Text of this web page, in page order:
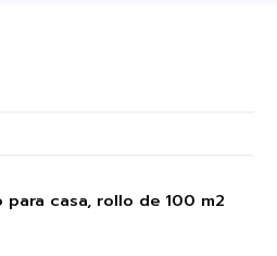
casa, rollo de 100 m2